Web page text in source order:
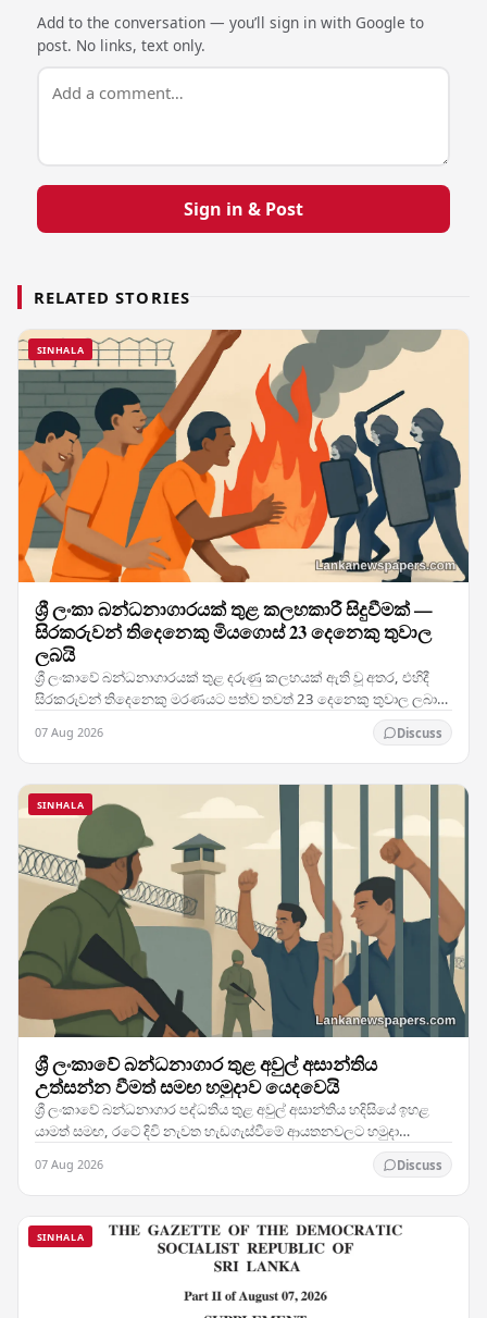
Add to the conversation — you’ll sign in with Google to
post. No links, text only.
Sign in & Post
RELATED STORIES
SINHALA
ශ්‍රී ලංකා බන්ධනාගාරයක් තුළ කලහකාරී සිදුවීමක් —
සිරකරුවන් තිදෙනෙකු මියගොස් 23 දෙනෙකු තුවාල
ලබයි
ශ්‍රී ලංකාවේ බන්ධනාගාරයක් තුළ දරුණු කලහයක් ඇති වූ අතර, එහිදී
සිරකරුවන් තිදෙනෙකු මරණයට පත්ව තවත් 23 දෙනෙකු තුවාල ලබා
07 Aug 2026 Discuss
SINHALA
ශ්‍රී ලංකාවේ බන්ධනාගාර තුළ අවුල් අසාන්තිය
උත්සන්න වීමත් සමඟ හමුදාව යෙදවෙයි
ශ්‍රී ලංකාවේ බන්ධනාගාර පද්ධතිය තුළ අවුල් අසාන්තිය හදිසියේ ඉහළ
යාමත් සමඟ, රටේ දිවි නැවත හැඩගැස්වීමේ ආයතනවලට හමුදා
07 Aug 2026 Discuss
SINHALA